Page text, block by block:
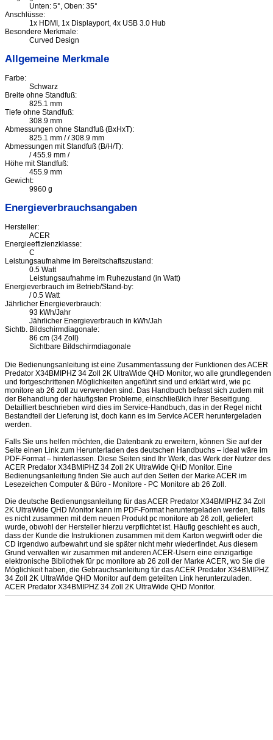
Unten: 5°, Oben: 35°
Anschlüsse:
1x HDMI, 1x Displayport, 4x USB 3.0 Hub
Besondere Merkmale:
Curved Design
Allgemeine Merkmale
Farbe:
Schwarz
Breite ohne Standfuß:
825.1 mm
Tiefe ohne Standfuß:
308.9 mm
Abmessungen ohne Standfuß (BxHxT):
825.1 mm / / 308.9 mm
Abmessungen mit Standfuß (B/H/T):
/ 455.9 mm /
Höhe mit Standfuß:
455.9 mm
Gewicht:
9960 g
Energieverbrauchsangaben
Hersteller:
ACER
Energieeffizienzklasse:
C
Leistungsaufnahme im Bereitschaftszustand:
0.5 Watt
Leistungsaufnahme im Ruhezustand (in Watt)
Energieverbrauch im Betrieb/Stand-by:
/ 0.5 Watt
Jährlicher Energieverbrauch:
93 kWh/Jahr
Jährlicher Energieverbrauch in kWh/Jah
Sichtb. Bildschirmdiagonale:
86 cm (34 Zoll)
Sichtbare Bildschirmdiagonale
Die Bedienungsanleitung ist eine Zusammenfassung der Funktionen des ACER
Predator X34BMIPHZ 34 Zoll 2K UltraWide QHD Monitor, wo alle grundlegenden
und fortgeschrittenen Möglichkeiten angeführt sind und erklärt wird, wie pc
monitore ab 26 zoll zu verwenden sind. Das Handbuch befasst sich zudem mit
der Behandlung der häufigsten Probleme, einschließlich ihrer Beseitigung.
Detailliert beschrieben wird dies im Service-Handbuch, das in der Regel nicht
Bestandteil der Lieferung ist, doch kann es im Service ACER heruntergeladen
werden.
Falls Sie uns helfen möchten, die Datenbank zu erweitern, können Sie auf der
Seite einen Link zum Herunterladen des deutschen Handbuchs – ideal wäre im
PDF-Format – hinterlassen. Diese Seiten sind Ihr Werk, das Werk der Nutzer des
ACER Predator X34BMIPHZ 34 Zoll 2K UltraWide QHD Monitor. Eine
Bedienungsanleitung finden Sie auch auf den Seiten der Marke ACER im
Lesezeichen Computer & Büro - Monitore - PC Monitore ab 26 Zoll.
Die deutsche Bedienungsanleitung für das ACER Predator X34BMIPHZ 34 Zoll
2K UltraWide QHD Monitor kann im PDF-Format heruntergeladen werden, falls
es nicht zusammen mit dem neuen Produkt pc monitore ab 26 zoll, geliefert
wurde, obwohl der Hersteller hierzu verpflichtet ist. Häufig geschieht es auch,
dass der Kunde die Instruktionen zusammen mit dem Karton wegwirft oder die
CD irgendwo aufbewahrt und sie später nicht mehr wiederfindet. Aus diesem
Grund verwalten wir zusammen mit anderen ACER-Usern eine einzigartige
elektronische Bibliothek für pc monitore ab 26 zoll der Marke ACER, wo Sie die
Möglichkeit haben, die Gebrauchsanleitung für das ACER Predator X34BMIPHZ
34 Zoll 2K UltraWide QHD Monitor auf dem geteilten Link herunterzuladen.
ACER Predator X34BMIPHZ 34 Zoll 2K UltraWide QHD Monitor.